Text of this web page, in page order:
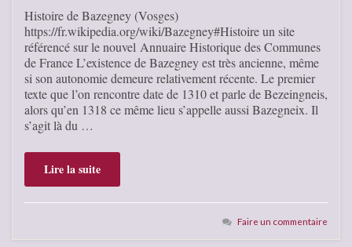
Histoire de Bazegney (Vosges)
https://fr.wikipedia.org/wiki/Bazegney#Histoire un site
référencé sur le nouvel Annuaire Historique des Communes
de France L’existence de Bazegney est très ancienne, même
si son autonomie demeure relativement récente. Le premier
texte que l’on rencontre date de 1310 et parle de Bezeingneis,
alors qu’en 1318 ce même lieu s’appelle aussi Bazegneix. Il
s’agit là du …
Lire la suite
Faire un commentaire